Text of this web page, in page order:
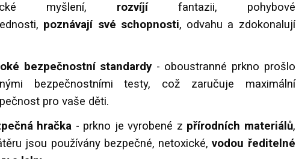
myšlení, rozvíjífantazii, pohybové
poznávají své schopnosti, odvahu a zdokonalují
bezpečnostní standardy - oboustranné prkno prošlo
bezpečnostními testy, což zaručuje maximální
pro vaše děti.
hračka - prkno je vyrobené z přírodních materiálů,
jsou používány bezpečné, netoxické, vodou ředitelné